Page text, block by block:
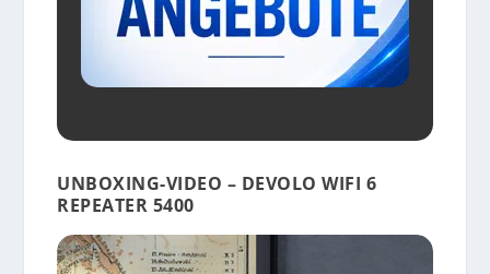
UNBOXING-VIDEO – DEVOLO WIFI 6
REPEATER 5400